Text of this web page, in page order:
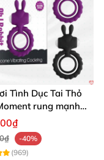
Tình Dục Tai Thỏ
rung mạnh
ái
-40%
(969)